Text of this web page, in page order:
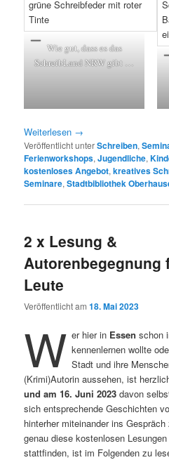
Wie gut, dass es das
SchreibLand NRW gibt …
Weiterlesen →
Veröffentlicht unterSchreiben,
Ferienworkshops,Jugendliche,
kostenloses Angebot,kreatives
Seminare,Stadtbibliothek
2 x Lesung &
Autorenbegegnung
Leute
Veröffentlicht am18. Mai 2023
W er hier in Essen schon
kennenlernen wollte
Stadt und ihre
(Krimi)Autorin aussehen, ist
und am 16. Juni 2023 davon
sich entsprechende Geschichten
hinterher miteinander ins
genau diese kostenlosen
stattfinden, ist im Folgenden zu